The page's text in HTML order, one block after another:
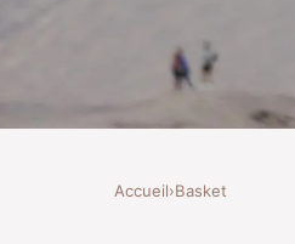
Accueil›Basket